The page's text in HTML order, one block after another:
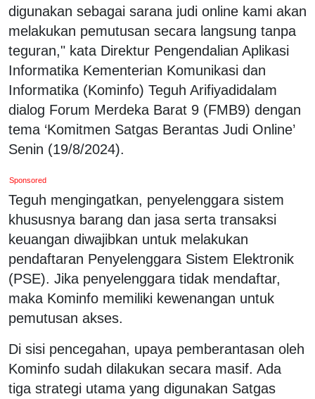
digunakan sebagai sarana judi online kami akan
melakukan pemutusan secara langsung tanpa
teguran," kata Direktur Pengendalian Aplikasi
Informatika Kementerian Komunikasi dan
Informatika (Kominfo) Teguh Arifiyadidalam
dialog Forum Merdeka Barat 9 (FMB9) dengan
tema ‘Komitmen Satgas Berantas Judi Online’
Senin (19/8/2024).
Sponsored
Teguh mengingatkan, penyelenggara sistem
khususnya barang dan jasa serta transaksi
keuangan diwajibkan untuk melakukan
pendaftaran Penyelenggara Sistem Elektronik
(PSE). Jika penyelenggara tidak mendaftar,
maka Kominfo memiliki kewenangan untuk
pemutusan akses.
Di sisi pencegahan, upaya pemberantasan oleh
Kominfo sudah dilakukan secara masif. Ada
tiga strategi utama yang digunakan Satgas